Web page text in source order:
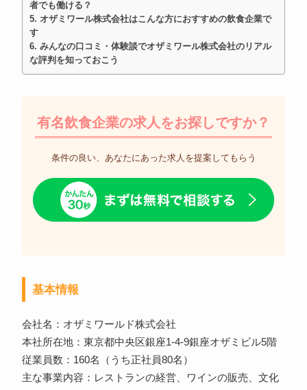
者でも働ける？
オザミワール株式会社はこんな方におすすめの飲食企業で
す
みんなの口コミ・体験談でオザミワール株式会社のリアル
な評判を知っておこう
有名飲食企業の求人をお探しですか？
条件の良い、あなたにあった求人を提案してもらう
基本情報
会社名：オザミワールド株式会社
本社所在地：東京都中央区銀座1-4-9銀座オザミビル5階
従業員数：160名（うち正社員80名）
主な事業内容：レストランの経営、ワインの販売、文化